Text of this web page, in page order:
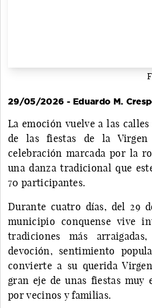
29/05/2026 - Eduardo M.
La emoción vuelve a las
de las fiestas de la Virgen
celebración marcada por la
una danza tradicional que
70 participantes.
Durante cuatro días, del 29
municipio conquense vive
tradiciones más
devoción, sentimiento
convierte a su querida
gran eje de unas fiestas muy
por vecinos y familias.